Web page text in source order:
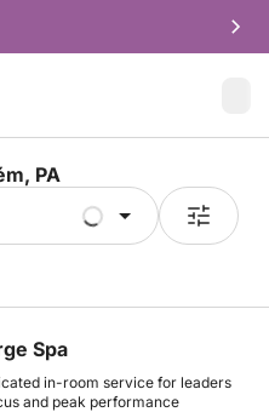
PA
Spa
in-room service for leaders
and peak performance